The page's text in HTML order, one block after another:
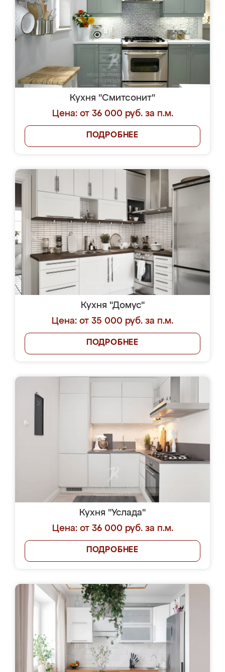
Кухня "Смитсонит"
Цена: от 36 000 руб. за п.м.
ПОДРОБНЕЕ
Кухня "Домус"
Цена: от 35 000 руб. за п.м.
ПОДРОБНЕЕ
Кухня "Услада"
Цена: от 36 000 руб. за п.м.
ПОДРОБНЕЕ